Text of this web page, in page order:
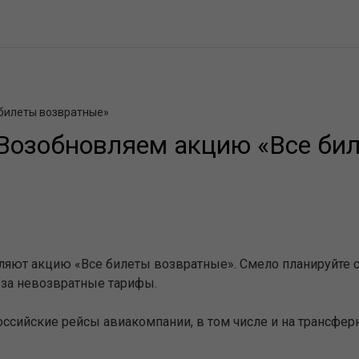
возвратные»
акцию «Все
акцию «Все билеты возвратные». Смело
невозвратные тарифы.
рейсы авиакомпании, в том числе и на